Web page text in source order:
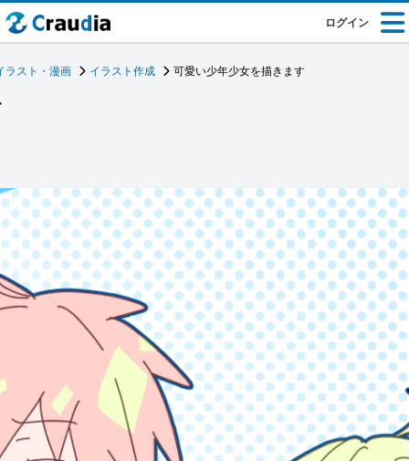
ログイン
ラスト・漫画 イラスト作成 可愛い少年少女を描きます